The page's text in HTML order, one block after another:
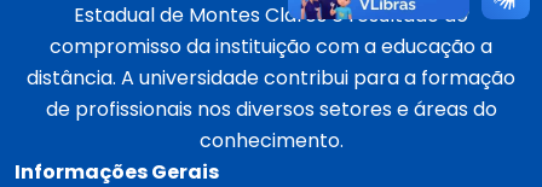
Estadual de Montes Claros é resultado do
compromisso da instituição com a educação a
distância. A universidade contribui para a formação
de profissionais nos diversos setores e áreas do
conhecimento.
Informações Gerais